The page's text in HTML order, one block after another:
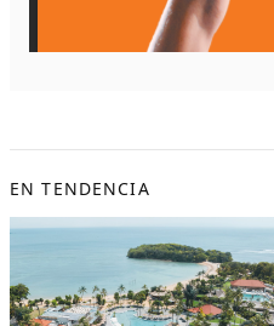
EN TENDENCIA